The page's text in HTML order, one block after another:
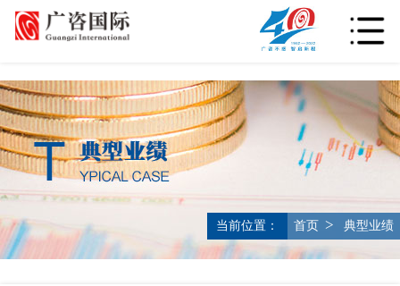
当前位置： 首页 > 典型业绩